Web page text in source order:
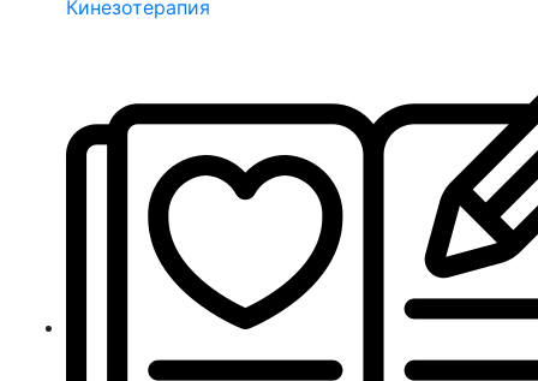
Кинезотерапия